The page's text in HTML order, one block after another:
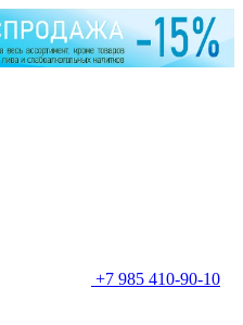
+7 985 410-90-10